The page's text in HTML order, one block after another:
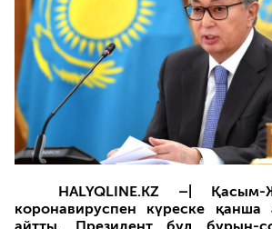
HALYQLINE.KZ –|
Қасым-
коронавируспен күреске қанша